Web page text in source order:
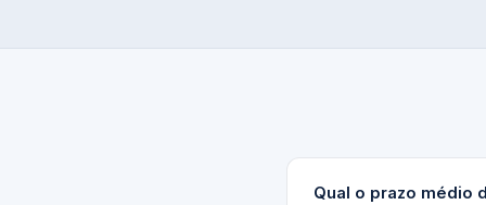
Qual o prazo médio